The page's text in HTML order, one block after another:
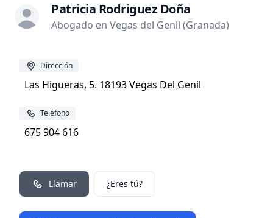
Patricia Rodriguez Doña
Abogado en Vegas del Genil (Granada)
Dirección
Las Higueras, 5. 18193 Vegas Del Genil
Teléfono
675 904 616
Llamar ¿Eres tú?